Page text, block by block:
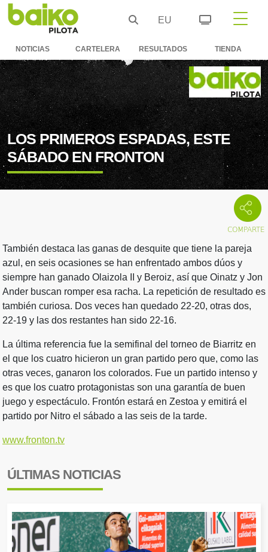
EU
NOTICIAS CARTELERA RESULTADOS TIENDA
LOS PRIMEROS ESPADAS, ESTE
SÁBADO EN FRONTON
También destaca las ganas de desquite que tiene la pareja
azul, en seis ocasiones se han enfrentado ambos dúos y
siempre han ganado Olaizola II y Beroiz, así que Oinatz y Jon
Ander buscan romper esa racha. La repetición de resultado es
también curiosa. Dos veces han quedado 22-20, otras dos,
22-19 y las dos restantes han sido 22-16.
La última referencia fue la semifinal del torneo de Biarritz en
el que los cuatro hicieron un gran partido pero que, como las
otras veces, ganaron los colorados. Fue un partido intenso y
es que los cuatro protagonistas son una garantía de buen
juego y espectáculo. Frontón estará en Zestoa y emitirá el
partido por Nitro el sábado a las seis de la tarde.
www.fronton.tv
ÚLTIMAS NOTICIAS